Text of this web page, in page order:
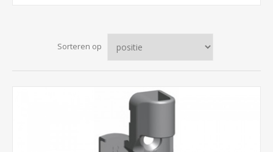
Sorteren op